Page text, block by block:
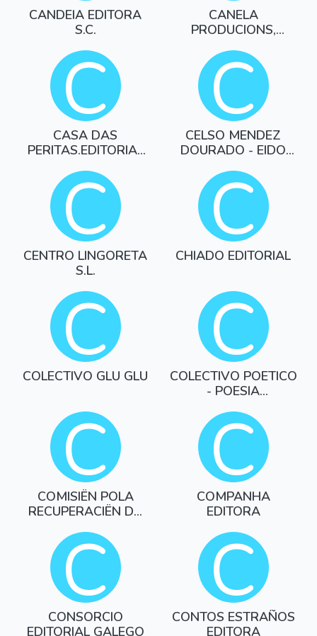
CANDEIA EDITORA
S.C.
CANELA
PRODUCIONS,
ETNOGRAFICA
C
CASA DAS
PERITAS.EDITORIAL
C
CELSO MENDEZ
DOURADO - EIDO
C
CENTRO LINGORETA
S.L.
C
CHIADO EDITORIAL
C
COLECTIVO GLU GLU C
COLECTIVO POETICO
- POESIA
C
COMISIËN POLA
RECUPERACIËN DA
C
COMPANHA
EDITORA
C
CONSORCIO
EDITORIAL GALEGO
C
CONTOS ESTRAÑOS
EDITORA